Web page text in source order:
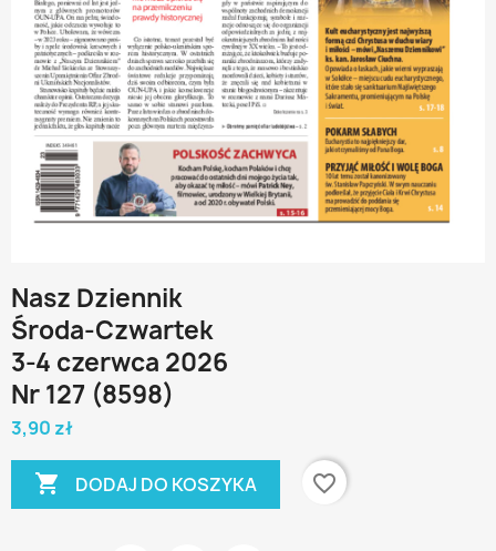
Nasz Dziennik
Środa-Czwartek
3-4 czerwca 2026
Nr 127 (8598)
3,90 zł
 DODAJ DO KOSZYKA favorite_border